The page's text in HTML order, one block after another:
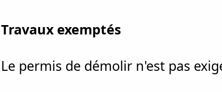
Travaux exemptés
Le permis de démolir n'est pas